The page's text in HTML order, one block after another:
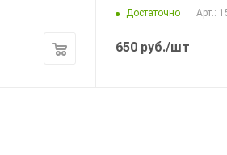
Достаточно Арт.:
650руб./шт